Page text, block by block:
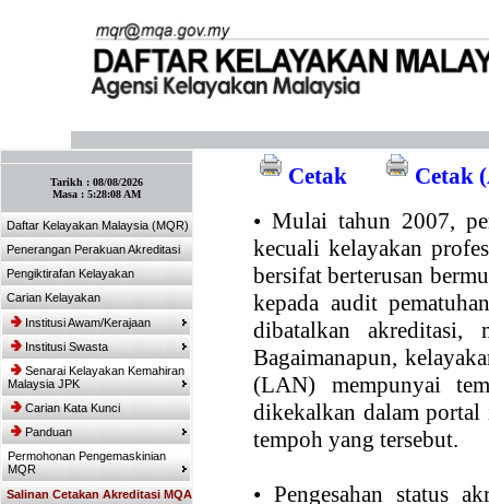
Tarikh : 08/08/2026
Masa : 5:28:08 AM
Daftar Kelayakan Malaysia (MQR)
Penerangan Perakuan Akreditasi
Pengiktirafan Kelayakan
Carian Kelayakan
Institusi Awam/Kerajaan
Institusi Swasta
Senarai Kelayakan Kemahiran
Malaysia JPK
Carian Kata Kunci
Panduan
Permohonan Pengemaskinian
MQR
Salinan Cetakan Akreditasi MQA
Cetak
Cetak
• Mulai tahun 2007,
kecuali kelayakan
bersifat berterusan
kepada audit
dibatalkan akreditasi,
Bagaimanapun,
(LAN) mempunyai
dikekalkan dalam portal
tempoh yang tersebut.
• Pengesahan status